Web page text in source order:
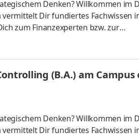
Denken? Willkommen im
Dir fundiertes Fachwissen
zum Finanzexperten bzw. zur
vor Ort oder ganz flexibel
Aufgaben Du kannst Dein
anerkanntes Bachelorstudium
(B.A.) am
Denken? Willkommen im
Dir fundiertes Fachwissen